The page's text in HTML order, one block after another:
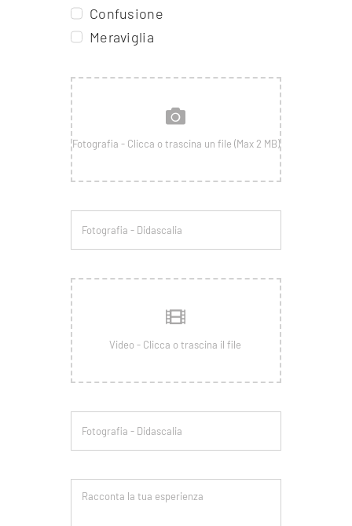
Confusione
Meraviglia